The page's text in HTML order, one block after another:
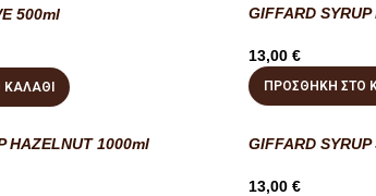
500ml GIFFARD
13,00 €
ΠΡΟΣΘΉΚΗ ΣΤΟ
HAZELNUT 1000ml GIFFARD
13,00 €